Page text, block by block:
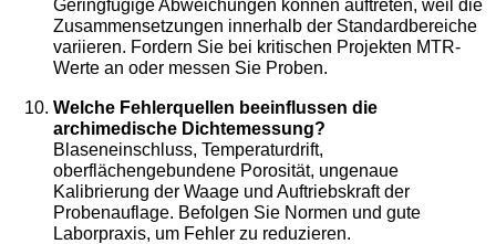
Geringfügige Abweichungen können auftreten, weil die
Zusammensetzungen innerhalb der Standardbereiche
variieren. Fordern Sie bei kritischen Projekten MTR-
Werte an oder messen Sie Proben.
Welche Fehlerquellen beeinflussen die
archimedische Dichtemessung?
Blaseneinschluss, Temperaturdrift,
oberflächengebundene Porosität, ungenaue
Kalibrierung der Waage und Auftriebskraft der
Probenauflage. Befolgen Sie Normen und gute
Laborpraxis, um Fehler zu reduzieren.